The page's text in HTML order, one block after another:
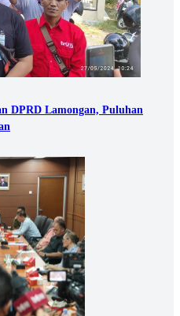
DPRD Lamongan, Puluhan